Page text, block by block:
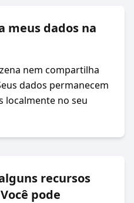
meus dados na
nem compartilha
dados permanecem
localmente no seu
recursos
pode